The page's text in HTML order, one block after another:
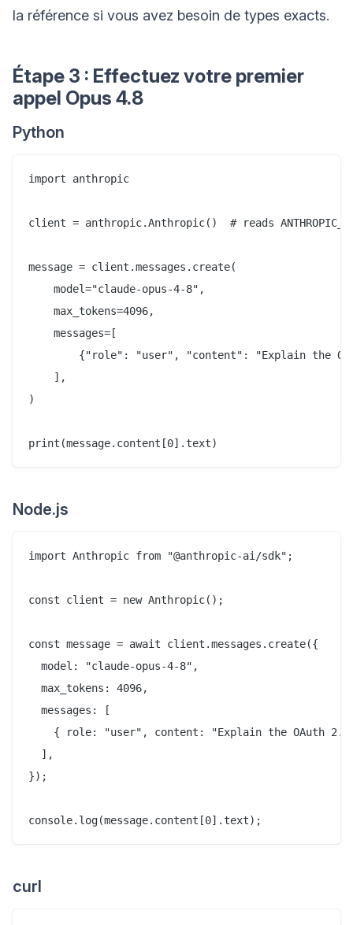
la référence si vous avez besoin de types exacts.
Étape 3 : Effectuez votre premier
appel Opus 4.8
Python
import anthropic
client = anthropic.Anthropic()  # reads
message = client.messages.create(
    model="claude-opus-4-8",
    max_tokens=4096,
    messages=[
{"role": "user", "content": "Explain the
    ],
)
Node.js
import Anthropic from "@anthropic-ai/sdk";
const client = new Anthropic();
const message = await client.messages.create({
  model: "claude-opus-4-8",
  max_tokens: 4096,
  messages: [
{ role: "user", content: "Explain the OAuth
  ],
});
curl